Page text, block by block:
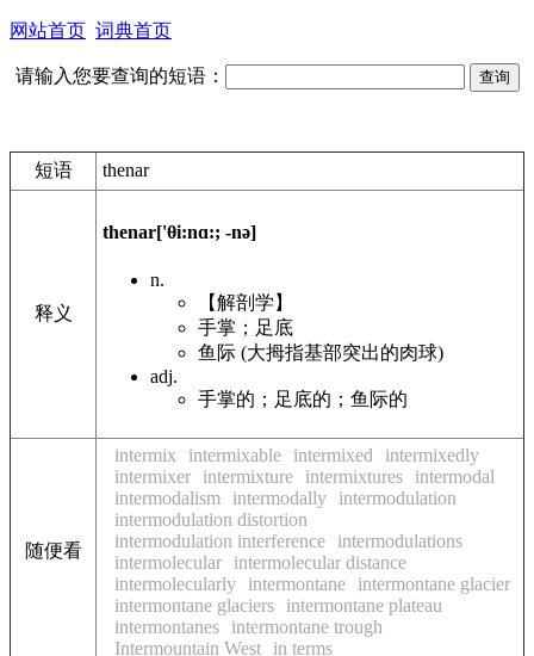
网站首页 词典首页
请输入您要查询的短语：
短语 thenar
释义
thenar['θi:nɑ:; -nə]
n.
【解剖学】
手掌；足底
鱼际 (大拇指基部突出的肉球)
adj.
手掌的；足底的；鱼际的
随便看
intermix intermixable intermixed
intermixedly
intermixer
intermixture intermixtures
intermodal
intermodalism
intermodally
intermodulation
intermodulation distortion
intermodulation interference
intermodulations
intermolecular
intermolecular distance
intermolecularly
intermontane
intermontane glacier
intermontane glaciers
intermontane plateau
intermontanes
intermontane trough
Intermountain West
in terms